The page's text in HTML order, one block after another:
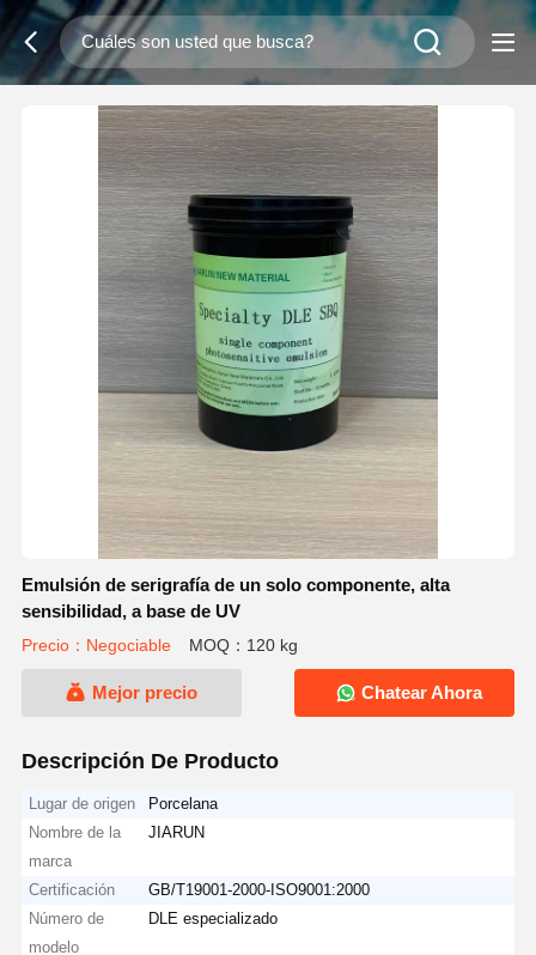
Emulsión de serigrafía de un solo componente, alta
sensibilidad, a base de UV
Precio：Negociable MOQ：120 kg
Mejor precio Chatear Ahora
Descripción De Producto
Lugar de origen
Porcelana
Nombre de la
marca
JIARUN
Certificación
GB/T19001-2000-ISO9001:2000
Número de
modelo
DLE especializado